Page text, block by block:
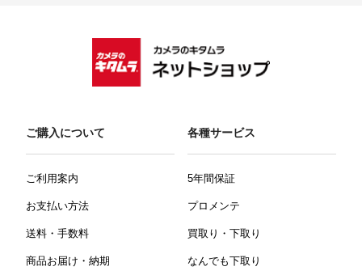
ご購入について
ご利用案内
お支払い方法
送料・手数料
商品お届け・納期
各種サービス
5年間保証
プロメンテ
買取り・下取り
なんでも下取り